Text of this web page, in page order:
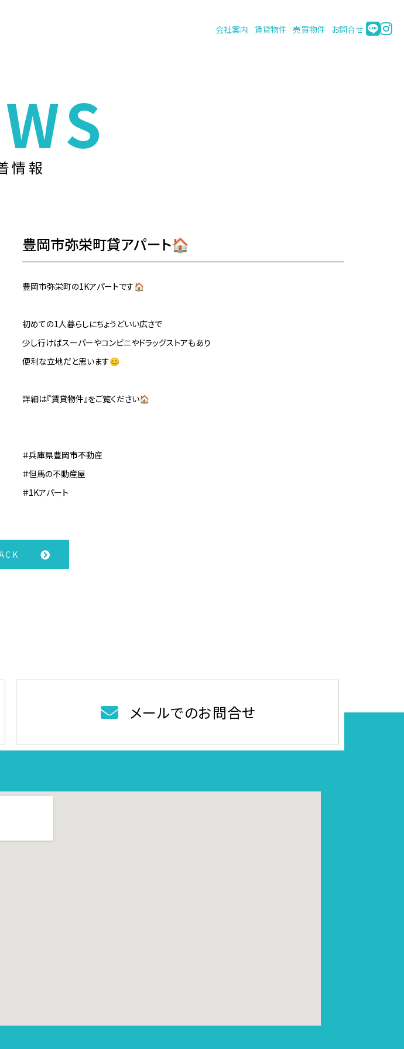
情報
会社案内 賃貸物件 売買物件 お問合せ
豊岡市弥栄町貸アパート🏠
豊岡市弥栄町の1Kアパートです🏠
初めての1人暮らしにちょうどいい広さで
少し行けばスーパーやコンビニやドラッグストアもあり
便利な立地だと思います😊
詳細は『賃貸物件』をご覧ください🏠
＃兵庫県豊岡市不動産
＃但馬の不動産屋
＃1Kアパート
メールでのお問合せ